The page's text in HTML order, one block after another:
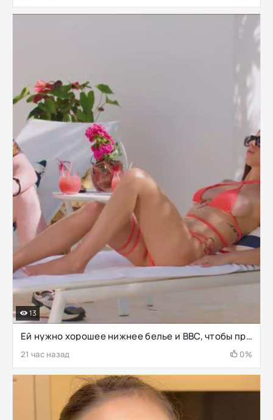
Ей нужно хорошее нижнее белье и BBC, чтобы преодолеть взаимную измену
21 час назад 0%
13